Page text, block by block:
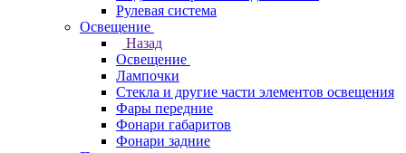
Рулевая система
Освещение
Назад
Освещение
Лампочки
Стекла и другие части элементов освещения
Фары передние
Фонари габаритов
Фонари задние